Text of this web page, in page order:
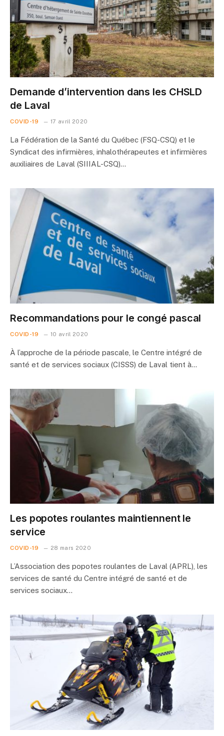
Demande d’intervention dans les CHSLD
de Laval
COVID-19 17 avril 2020
La Fédération de la Santé du Québec (FSQ-CSQ) et le
Syndicat des infirmières, inhalothérapeutes et infirmières
auxiliaires de Laval (SIIIAL-CSQ)…
Recommandations pour le congé pascal
COVID-19 10 avril 2020
À l’approche de la période pascale, le Centre intégré de
santé et de services sociaux (CISSS) de Laval tient à…
Les popotes roulantes maintiennent le
service
COVID-19 28 mars 2020
L’Association des popotes roulantes de Laval (APRL), les
services de santé du Centre intégré de santé et de
services sociaux…